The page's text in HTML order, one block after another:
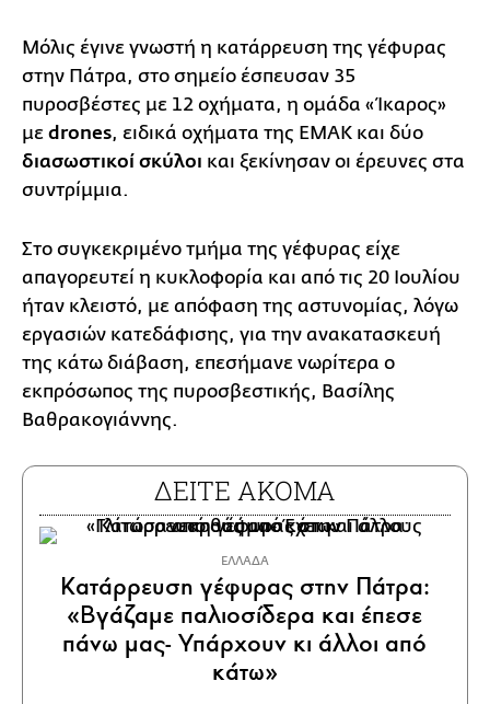
Μόλις έγινε γνωστή η κατάρρευση της γέφυρας
στην Πάτρα, στο σημείο έσπευσαν 35
πυροσβέστες με 12 οχήματα, η ομάδα «Ίκαρος»
με drones, ειδικά οχήματα της ΕΜΑΚ και δύο
διασωστικοί σκύλοι και ξεκίνησαν οι έρευνες στα
συντρίμμια.
Στο συγκεκριμένο τμήμα της γέφυρας είχε
απαγορευτεί η κυκλοφορία και από τις 20 Ιουλίου
ήταν κλειστό, με απόφαση της αστυνομίας, λόγω
εργασιών κατεδάφισης, για την ανακατασκευή
της κάτω διάβαση, επεσήμανε νωρίτερα ο
εκπρόσωπος της πυροσβεστικής, Βασίλης
Βαθρακογιάννης.
ΔΕΙΤΕ ΑΚΟΜΑ
ΕΛΛΑΔΑ
Κατάρρευση γέφυρας στην Πάτρα:
«Βγάζαμε παλιοσίδερα και έπεσε
πάνω μας- Υπάρχουν κι άλλοι από
κάτω»